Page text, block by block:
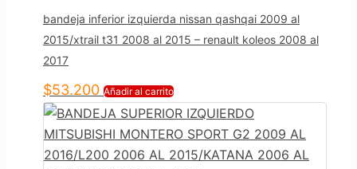
bandeja inferior izquierda nissan qashqai 2009 al
2015/xtrail t31 2008 al 2015 – renault koleos 2008 al
2017
$53.200 Añadir al carrito